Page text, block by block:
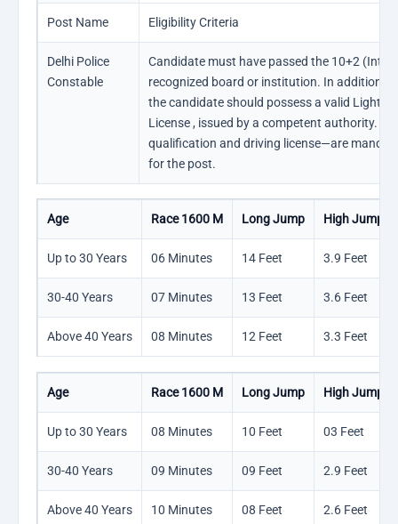
Post Name Eligibility Criteria
Delhi Police
Constable
Candidate must have passed the 10+2
recognized board or institution. In addition
the candidate should possess a valid Light
License , issued by a competent authority.
qualification and driving license—are
for the post.
Age Race 1600 M Long Jump High Jump
Up to 30 Years 06 Minutes 14 Feet 3.9 Feet
30-40 Years 07 Minutes 13 Feet 3.6 Feet
Above 40 Years 08 Minutes 12 Feet 3.3 Feet
Age Race 1600 M Long Jump High Jump
Up to 30 Years 08 Minutes 10 Feet 03 Feet
30-40 Years 09 Minutes 09 Feet 2.9 Feet
Above 40 Years 10 Minutes 08 Feet 2.6 Feet